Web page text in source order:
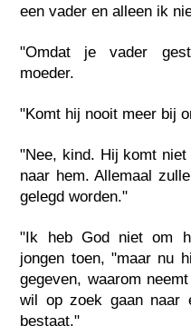
een vader en alleen ik
"Omdat je vader
moeder.
"Komt hij nooit meer bij
"Nee, kind. Hij komt
naar hem. Allemaal
gelegd worden."
"Ik heb God niet om
jongen toen, "maar nu
gegeven, waarom
wil op zoek gaan naar
bestaat."